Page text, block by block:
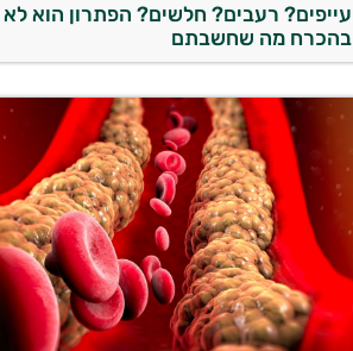
עייפים? רעבים? חלשים? הפתרון הוא לא
בהכרח מה שחשבתם